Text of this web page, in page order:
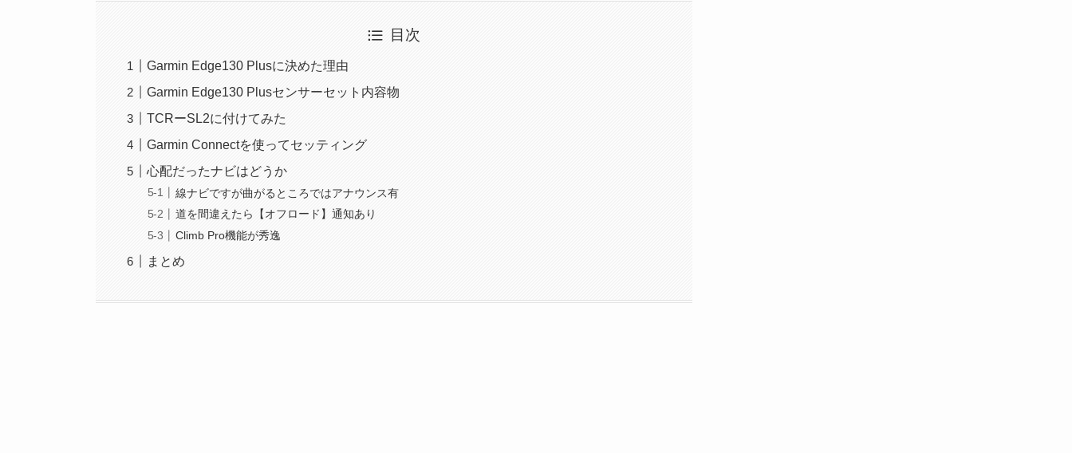
目次
Garmin Edge130 Plusに決めた理由
Garmin Edge130 Plusセンサーセット内容物
TCRーSL2に付けてみた
Garmin Connectを使ってセッティング
心配だったナビはどうか
線ナビですが曲がるところではアナウンス有
道を間違えたら【オフロード】通知あり
Climb Pro機能が秀逸
まとめ